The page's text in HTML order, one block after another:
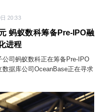
20:33
蚂蚁数科筹备Pre-IPO融
进程
司蚂蚁数科正在筹备Pre-IPO
据库公司OceanBase正在寻求